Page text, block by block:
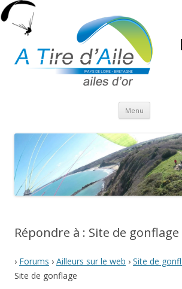
Menu Aller
contenu
Répondre à : Site de gonflage
› Forums › Ailleurs sur le web › Site de
Site de gonflage